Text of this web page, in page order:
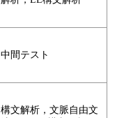
中間テスト
構文解析，文脈自由文